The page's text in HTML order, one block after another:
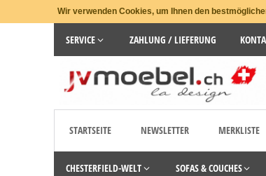
Wir verwenden Cookies, um Ihnen den
SERVICE ZAHLUNG / LIEFERUNG
STARTSEITE NEWSLETTER MERKLISTE
CHESTERFIELD-WELT SOFAS & COUCHES